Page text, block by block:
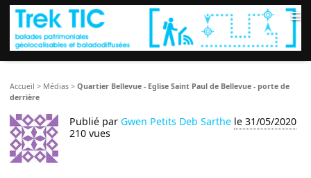
≡
Accueil > Médias >Quartier Bellevue - Eglise Saint Paul de Bellevue - porte de
derrière
Publié par Gwen Petits Deb Sarthe le 31/05/2020
210 vues